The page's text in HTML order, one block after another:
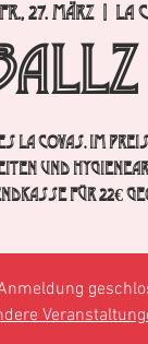
Fr., 27. März
  |
La
La Covas. Im
und
für 22€